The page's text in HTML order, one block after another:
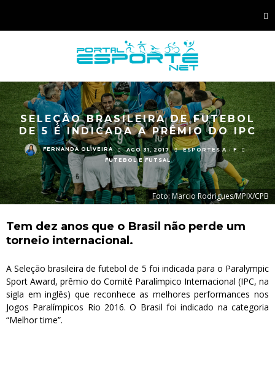
SELEÇÃO BRASILEIRA DE FUTEBOL
DE 5 É INDICADA A PRÊMIO DO IPC
FERNANDA OLIVEIRA AGO 31, 2017
ESPORTES A - F
FUTEBOL E FUTSAL
Foto: Marcio Rodrigues/MPIX/CPB
Tem dez anos que o Brasil não perde um
torneio internacional.
A Seleção brasileira de futebol de 5 foi indicada para o Paralympic
Sport Award, prêmio do Comitê Paralímpico Internacional (IPC, na
sigla em inglês) que reconhece as melhores performances nos
Jogos Paralímpicos Rio 2016. O Brasil foi indicado na categoria
“Melhor time”.